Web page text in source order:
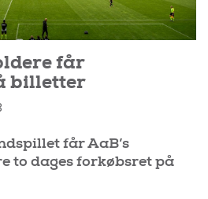
får
billetter
får AaB’s
to dages forkøbsret på